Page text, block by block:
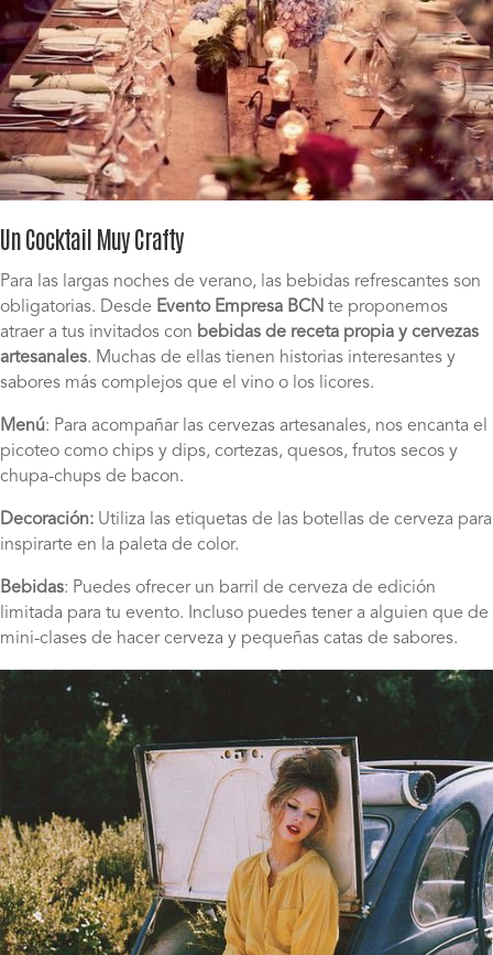
Un Cocktail Muy Crafty
Para las largas noches de verano, las bebidas refrescantes son
obligatorias. Desde Evento Empresa BCN te proponemos
atraer a tus invitados con bebidas de receta propia y cervezas
artesanales. Muchas de ellas tienen historias interesantes y
sabores más complejos que el vino o los licores.
Menú: Para acompañar las cervezas artesanales, nos encanta el
picoteo como chips y dips, cortezas, quesos, frutos secos y
chupa-chups de bacon.
Decoración: Utiliza las etiquetas de las botellas de cerveza para
inspirarte en la paleta de color.
Bebidas: Puedes ofrecer un barril de cerveza de edición
limitada para tu evento. Incluso puedes tener a alguien que de
mini-clases de hacer cerveza y pequeñas catas de sabores.